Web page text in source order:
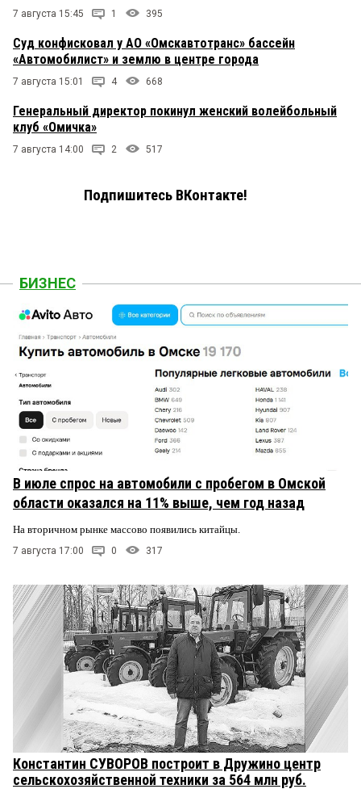
7 августа 15:45 1 395
Суд конфисковал у АО «Омскавтотранс» бассейн
«Автомобилист» и землю в центре города
7 августа 15:01 4 668
Генеральный директор покинул женский волейбольный
клуб «Омичка»
7 августа 14:00 2 517
Подпишитесь ВКонтакте!
БИЗНЕС
В июле спрос на автомобили с пробегом в Омской
области оказался на 11% выше, чем год назад
На вторичном рынке массово появились китайцы.
7 августа 17:00 0 317
Константин СУВОРОВ построит в Дружино центр
сельскохозяйственной техники за 564 млн руб.